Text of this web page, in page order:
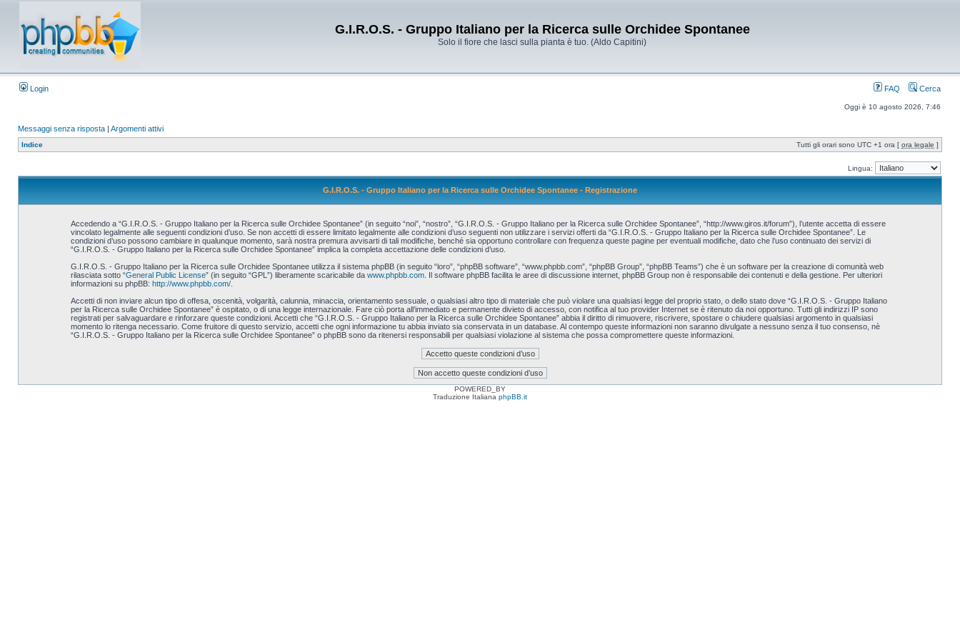
G.I.R.O.S. - Gruppo Italiano per la Ricerca sulle Orchidee Spontanee
Solo il fiore che lasci sulla pianta è tuo. (Aldo Capitini)
Login FAQ Cerca
Oggi è 10 agosto 2026, 7:46
Messaggi senza risposta | Argomenti attivi
Indice Tutti gli orari sono UTC +1 ora [ ora legale ]
Lingua:
G.I.R.O.S. - Gruppo Italiano per la Ricerca sulle Orchidee Spontanee - Registrazione
Accedendo a “G.I.R.O.S. - Gruppo Italiano per la Ricerca sulle Orchidee Spontanee” (in seguito “noi”, “nostro”, “G.I.R.O.S. - Gruppo Italiano per la Ricerca sulle Orchidee Spontanee”, “http://www.giros.it/forum”), l’utente accetta di essere
vincolato legalmente alle seguenti condizioni d’uso. Se non accetti di essere limitato legalmente alle condizioni d’uso seguenti non utilizzare i servizi offerti da “G.I.R.O.S. - Gruppo Italiano per la Ricerca sulle Orchidee Spontanee”. Le
condizioni d’uso possono cambiare in qualunque momento, sarà nostra premura avvisarti di tali modifiche, benché sia opportuno controllare con frequenza queste pagine per eventuali modifiche, dato che l’uso continuato dei servizi di
“G.I.R.O.S. - Gruppo Italiano per la Ricerca sulle Orchidee Spontanee” implica la completa accettazione delle condizioni d’uso.
G.I.R.O.S. - Gruppo Italiano per la Ricerca sulle Orchidee Spontanee utilizza il sistema phpBB (in seguito “loro”, “phpBB software”, “www.phpbb.com”, “phpBB Group”, “phpBB Teams”) che è un software per la creazione di comunità web
rilasciata sotto “General Public License” (in seguito “GPL”) liberamente scaricabile da www.phpbb.com. Il software phpBB facilita le aree di discussione internet, phpBB Group non è responsabile dei contenuti e della gestione. Per ulteriori
informazioni su phpBB: http://www.phpbb.com/.
Accetti di non inviare alcun tipo di offesa, oscenità, volgarità, calunnia, minaccia, orientamento sessuale, o qualsiasi altro tipo di materiale che può violare una qualsiasi legge del proprio stato, o dello stato dove “G.I.R.O.S. - Gruppo Italiano
per la Ricerca sulle Orchidee Spontanee” è ospitato, o di una legge internazionale. Fare ciò porta all’immediato e permanente divieto di accesso, con notifica al tuo provider Internet se è ritenuto da noi opportuno. Tutti gli indirizzi IP sono
registrati per salvaguardare e rinforzare queste condizioni. Accetti che “G.I.R.O.S. - Gruppo Italiano per la Ricerca sulle Orchidee Spontanee” abbia il diritto di rimuovere, riscrivere, spostare o chiudere qualsiasi argomento in qualsiasi
momento lo ritenga necessario. Come fruitore di questo servizio, accetti che ogni informazione tu abbia inviato sia conservata in un database. Al contempo queste informazioni non saranno divulgate a nessuno senza il tuo consenso, nè
“G.I.R.O.S. - Gruppo Italiano per la Ricerca sulle Orchidee Spontanee” o phpBB sono da ritenersi responsabili per qualsiasi violazione al sistema che possa compromettere queste informazioni.
POWERED_BY
Traduzione Italiana phpBB.it